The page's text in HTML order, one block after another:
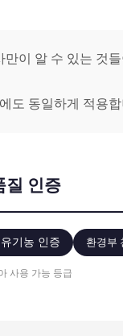
만이 알 수 있는 것
도 동일하게 적용
질 인증
기농 인증 환경부
사용 가능 등급